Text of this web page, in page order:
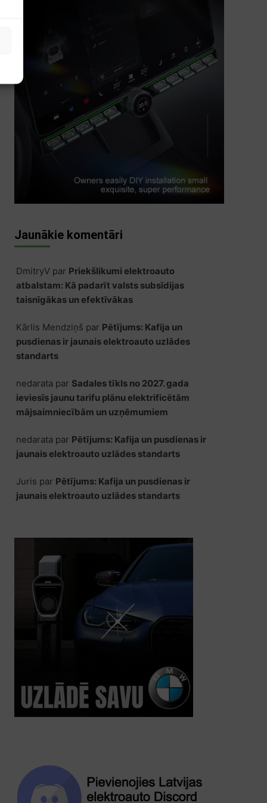
Jaunākie komentāri
DmitryVpar Priekšlikumi elektroauto
atbalstam: Kā padarīt valsts subsīdijas
taisnīgākas un efektīvākas
Kārlis Mendziņš par Pētījums: Kafija un
pusdienas ir jaunais elektroauto uzlādes
standarts
nedarata par Sadales tīkls no 2027. gada
ieviesīs jaunu tarifu plānu elektrificētām
mājsaimniecībām un uzņēmumiem
nedarata par Pētījums: Kafija un pusdienas ir
jaunais elektroauto uzlādes standarts
Juris par Pētījums: Kafija un pusdienas ir
jaunais elektroauto uzlādes standarts